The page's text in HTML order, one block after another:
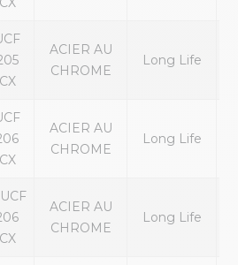
CX
ACIER AU
CHROME
Long Life
CX
ACIER AU
CHROME
Long Life
CX
ACIER AU
CHROME
Long Life